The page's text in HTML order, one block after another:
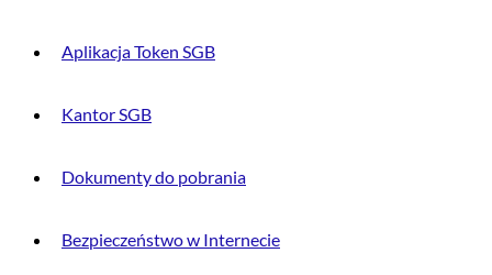
Aplikacja Token SGB
Kantor SGB
Dokumenty do pobrania
Bezpieczeństwo w Internecie